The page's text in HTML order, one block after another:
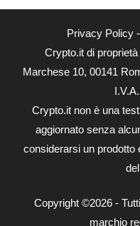
Privacy Policy -
Crypto.it di
Marchese 10, 00141
Crypto.it non è una
aggiornato senza
considerarsi un prodotto
Copyright ©2026 -
marchio